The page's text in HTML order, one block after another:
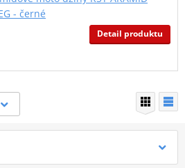
- černé
Detail produktu